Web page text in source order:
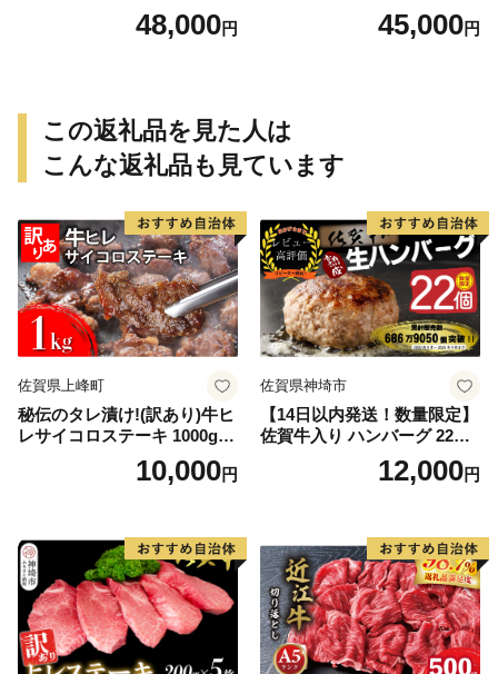
48,000円
ルキャベツ（6P入り）
45,000円
この返礼品を見た人は
こんな返礼品も見ています
佐賀県上峰町
秘伝のタレ漬け!(訳あり)牛ヒ
レサイコロステーキ 1000g
10,000円
佐賀県神埼市
【14日以内発送！数量限定】
佐賀牛入り ハンバーグ 22個
2.6kg(120g×22個)【佐賀牛
黒毛和牛 ブランド牛 九州 ハ
気】(H083106)
12,000円